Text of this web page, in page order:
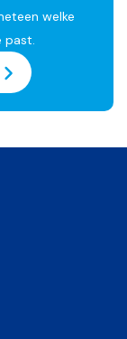
welke
past.